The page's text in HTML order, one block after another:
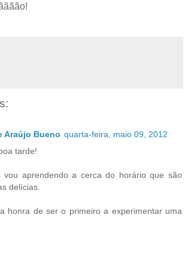
Araújo Bueno quarta-feira, maio 09, 2012
tarde!
vou aprendendo a cerca do horário que são
delícias.
honra de ser o primeiro a experimentar uma